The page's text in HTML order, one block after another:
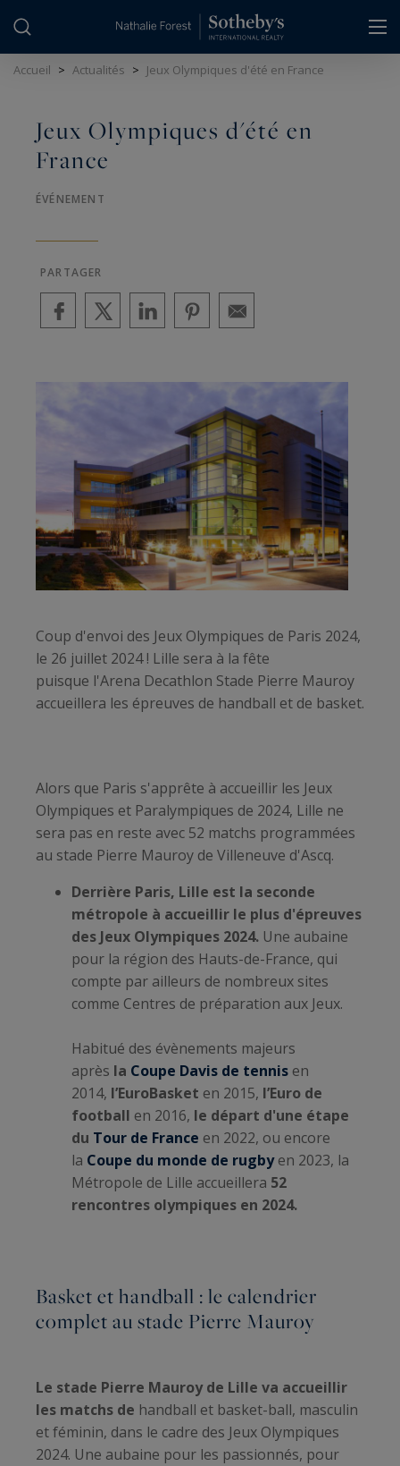
Accueil > Actualités > Jeux Olympiques d'été en France
Jeux Olympiques d'été en
France
ÉVÉNEMENT
PARTAGER
Coup d'envoi des Jeux Olympiques de Paris 2024,
le 26 juillet 2024 ! Lille sera à la fête
puisque l'Arena Decathlon Stade Pierre Mauroy
accueillera les épreuves de handball et de basket.
Alors que Paris s'apprête à accueillir les Jeux
Olympiques et Paralympiques de 2024, Lille ne
sera pas en reste avec 52 matchs programmées
au stade Pierre Mauroy de Villeneuve d'Ascq.
Derrière Paris, Lille est la seconde
métropole à accueillir le plus d'épreuves
des Jeux Olympiques 2024. Une aubaine
pour la région des Hauts-de-France, qui
compte par ailleurs de nombreux sites
comme Centres de préparation aux Jeux.
Habitué des évènements majeurs
après la Coupe Davis de tennis en
2014, l’EuroBasket en 2015, l’Euro de
football en 2016, le départ d'une étape
du Tour de France en 2022, ou encore
la Coupe du monde de rugbyen 2023, la
Métropole de Lille accueillera 52
rencontres olympiques en 2024.
Basket et handball : le calendrier
complet au stade Pierre Mauroy
Le stade Pierre Mauroy de Lille va accueillir
les matchs de handball et basket-ball, masculin
et féminin, dans le cadre des Jeux Olympiques
2024. Une aubaine pour les passionnés, pour